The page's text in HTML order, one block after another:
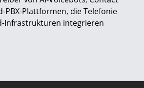
PBX-Plattformen, die Telefonie
Infrastrukturen integrieren